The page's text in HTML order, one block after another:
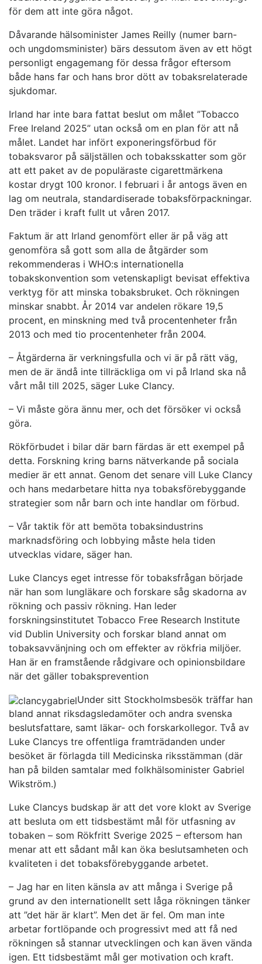
för dem att inte göra något.
Dåvarande hälsominister James Reilly (numer barn-
och ungdomsminister) bärs dessutom även av ett högt
personligt engagemang för dessa frågor eftersom
både hans far och hans bror dött av tobaksrelaterade
sjukdomar.
Irland har inte bara fattat beslut om målet ”Tobacco
Free Ireland 2025” utan också om en plan för att nå
målet. Landet har infört exponeringsförbud för
tobaksvaror på säljställen och tobaksskatter som gör
att ett paket av de populäraste cigarettmärkena
kostar drygt 100 kronor. I februari i år antogs även en
lag om neutrala, standardiserade tobaksförpackningar.
Den träder i kraft fullt ut våren 2017.
Faktum är att Irland genomfört eller är på väg att
genomföra så gott som alla de åtgärder som
rekommenderas i WHO:s internationella
tobakskonvention som vetenskapligt bevisat effektiva
verktyg för att minska tobaksbruket. Och rökningen
minskar snabbt. År 2014 var andelen rökare 19,5
procent, en minskning med två procentenheter från
2013 och med tio procentenheter från 2004.
– Åtgärderna är verkningsfulla och vi är på rätt väg,
men de är ändå inte tillräckliga om vi på Irland ska nå
vårt mål till 2025, säger Luke Clancy.
– Vi måste göra ännu mer, och det försöker vi också
göra.
Rökförbudet i bilar där barn färdas är ett exempel på
detta. Forskning kring barns nätverkande på sociala
medier är ett annat. Genom det senare vill Luke Clancy
och hans medarbetare hitta nya tobaksförebyggande
strategier som når barn och inte handlar om förbud.
– Vår taktik för att bemöta tobaksindustrins
marknadsföring och lobbying måste hela tiden
utvecklas vidare, säger han.
Luke Clancys eget intresse för tobaksfrågan började
när han som lungläkare och forskare såg skadorna av
rökning och passiv rökning. Han leder
forskningsinstitutet Tobacco Free Research Institute
vid Dublin University och forskar bland annat om
tobaksavvänjning och om effekter av rökfria miljöer.
Han är en framstående rådgivare och opinionsbildare
när det gäller tobaksprevention
Under sitt Stockholmsbesök träffar han
bland annat riksdagsledamöter och andra svenska
beslutsfattare, samt läkar- och forskarkollegor. Två av
Luke Clancys tre offentliga framträdanden under
besöket är förlagda till Medicinska riksstämman (där
han på bilden samtalar med folkhälsominister Gabriel
Wikström.)
Luke Clancys budskap är att det vore klokt av Sverige
att besluta om ett tidsbestämt mål för utfasning av
tobaken – som Rökfritt Sverige 2025 – eftersom han
menar att ett sådant mål kan öka beslutsamheten och
kvaliteten i det tobaksförebyggande arbetet.
– Jag har en liten känsla av att många i Sverige på
grund av den internationellt sett låga rökningen tänker
att ”det här är klart”. Men det är fel. Om man inte
arbetar fortlöpande och progressivt med att få ned
rökningen så stannar utvecklingen och kan även vända
igen. Ett tidsbestämt mål ger motivation och kraft.